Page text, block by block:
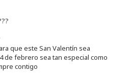
que este San Valentín sea
de febrero sea tan especial como
contigo